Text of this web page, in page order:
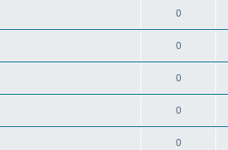
0
0
0
0
0